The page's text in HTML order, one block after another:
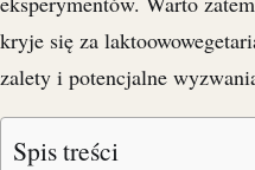
kryje się za
zalety i potencjalne
Spis treści